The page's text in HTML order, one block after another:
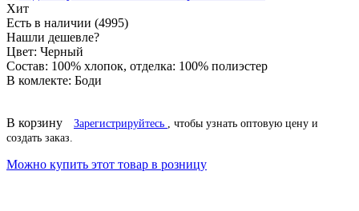
Хит
Есть в наличии (4995)
Нашли дешевле?
Цвет: Черный
Состав: 100% хлопок, отделка: 100% полиэстер
В комлекте: Боди
В корзину Зарегистрируйтесь
, чтобы узнать оптовую цену и
создать заказ.
Можно купить этот товар в розницу